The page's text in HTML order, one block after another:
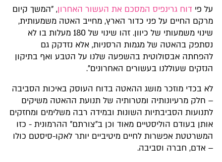
על פי דוח גרינפיס המסכם את העשור האחרון, "המשך קיום
מרקם החיים על פני כדור הארץ, מחייב האטה משמעותית,
שינוי משמעותי של כיוון. זהו שינוי של 180 מעלות בו לא
נסתפק בהאטה של מגמות הרסניות, אלא נזדקק גם
להפחתה אבסולוטית בהשפעה שלנו על הטבע ואף בתיקון
הנזקים שעוללנו בעשורים האחרונים".
לא בכדי מוזכר מושג ההאטה בדוח העוסק באיכות הסביבה
– חלק מרעיונותיה ומטרותיה של תנועת ההאטה משיקים
לתנועות הסביבתיות השונות ובמידה רבה משלימים ומחזקים
אותן בעודם הוליסטיים מאוד וכן ב"צורתם" ההרמונית - כזו
המשרטטת אפשרות לחיים מיטיביים יותר לאקו-סיסטם כולו
– אדם, חברה וסביבה.